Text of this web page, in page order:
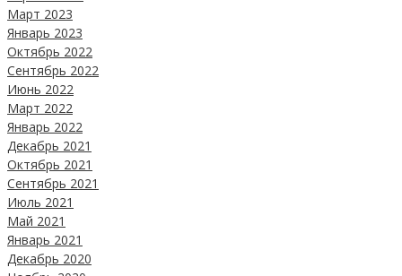
Март 2023
Январь 2023
Октябрь 2022
Сентябрь 2022
Июнь 2022
Март 2022
Январь 2022
Декабрь 2021
Октябрь 2021
Сентябрь 2021
Июль 2021
Май 2021
Январь 2021
Декабрь 2020